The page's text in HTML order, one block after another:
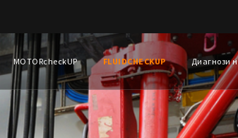
MOTORcheckUP FLUIDCHECKUP Диагнози